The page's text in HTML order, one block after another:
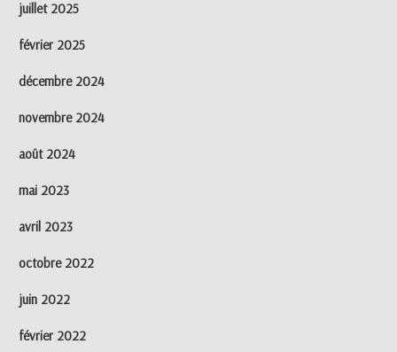
juillet 2025
février 2025
décembre 2024
novembre 2024
août 2024
mai 2023
avril 2023
octobre 2022
juin 2022
février 2022